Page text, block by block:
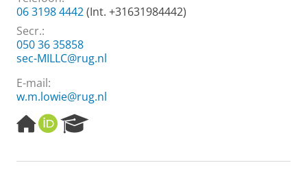
06 3198 4442(Int. +31631984442)
Secr.:
050 36 35858
sec-MILLC@rug.nl
E-mail:
w.m.lowie@rug.nl
H
o
e
O
R
I
e